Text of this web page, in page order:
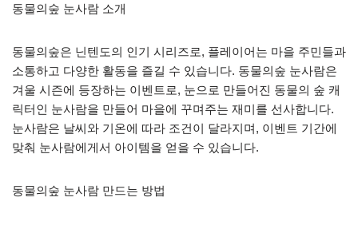
동물의숲 눈사람 소개
동물의숲은 닌텐도의 인기 시리즈로, 플레이어는 마을 주민들과
소통하고 다양한 활동을 즐길 수 있습니다. 동물의숲 눈사람은
겨울 시즌에 등장하는 이벤트로, 눈으로 만들어진 동물의 숲 캐
릭터인 눈사람을 만들어 마을에 꾸며주는 재미를 선사합니다.
눈사람은 날씨와 기온에 따라 조건이 달라지며, 이벤트 기간에
맞춰 눈사람에게서 아이템을 얻을 수 있습니다.
동물의숲 눈사람 만드는 방법